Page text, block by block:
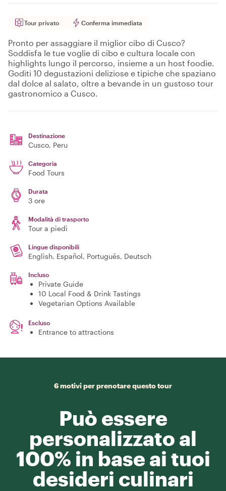
Tour privato Conferma immediata
Pronto per assaggiare il miglior cibo di Cusco?
Soddisfa le tue voglie di cibo e cultura locale con
highlights lungo il percorso, insieme a un host foodie.
Goditi 10 degustazioni deliziose e tipiche che spaziano
dal dolce al salato, oltre a bevande in un gustoso tour
gastronomico a Cusco.
Destinazione
Cusco, Peru
Categoria
Food Tours
Durata
3 ore
Modalità di trasporto
Tour a piedi
Lingue disponibili
English, Español, Português, Deutsch
Incluso
Private Guide
10 Local Food & Drink Tastings
Vegetarian Options Available
Escluso
Entrance to attractions
6 motivi per prenotare questo tour
Può essere
personalizzato al
100% in base ai tuoi
desideri culinari